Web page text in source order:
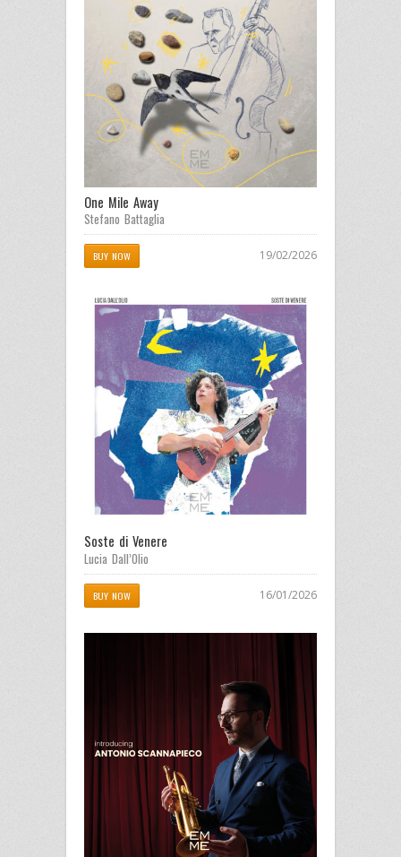
One Mile Away
Stefano Battaglia
BUY NOW 19/02/2026
Soste di Venere
Lucia Dall’Olio
BUY NOW 16/01/2026